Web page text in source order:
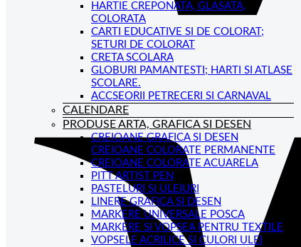
HARTIE CREPONATA, GLASATA,
COLORATA
CARTI EDUCATIVE SI DE COLORAT;
SETURI DE COLORAT
CRETA SCOLARA
GLOBURI PAMANTESTI; HARTI SI ATLASE
SCOLARE.
ACCSEORII PETRECERI SI CARNAVAL
CALENDARE
PRODUSE ARTA, GRAFICA SI DESEN
CREIOANE GRAFICA SI DESEN
CREIOANE COLORATE PERMANENTE
CREIOANE COLORATE ACUARELA
PITT ARTIST PEN
PASTELURI SI ULEIURI
LINERE GRAFICA SI DESEN
MARKERE UNIVERSALE POSCA
MARKERE SI VOPSEA PENTRU TEXTILE
VOPSELE ACRILICE SI CULORI ULEI